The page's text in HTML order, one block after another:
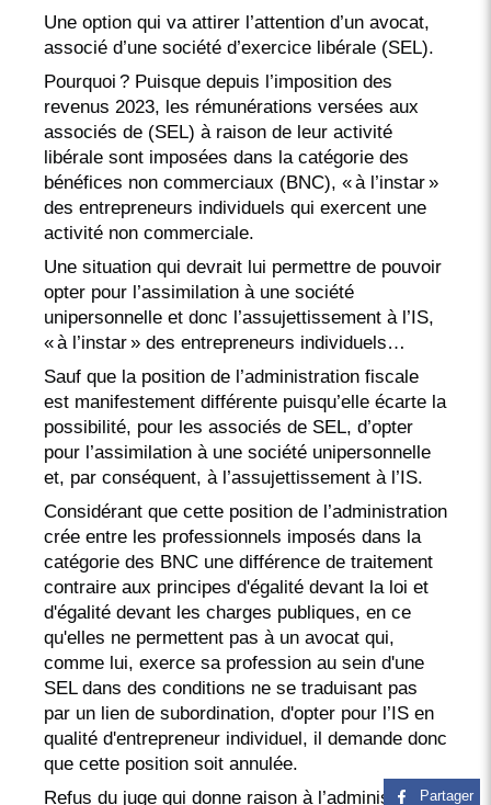
Une option qui va attirer l’attention d’un avocat,
associé d’une société d’exercice libérale (SEL).
Pourquoi ? Puisque depuis l’imposition des
revenus 2023, les rémunérations versées aux
associés de (SEL) à raison de leur activité
libérale sont imposées dans la catégorie des
bénéfices non commerciaux (BNC), « à l’instar »
des entrepreneurs individuels qui exercent une
activité non commerciale.
Une situation qui devrait lui permettre de pouvoir
opter pour l’assimilation à une société
unipersonnelle et donc l’assujettissement à l’IS,
« à l’instar » des entrepreneurs individuels…
Sauf que la position de l’administration fiscale
est manifestement différente puisqu’elle écarte la
possibilité, pour les associés de SEL, d’opter
pour l’assimilation à une société unipersonnelle
et, par conséquent, à l’assujettissement à l’IS.
Considérant que cette position de l’administration
crée entre les professionnels imposés dans la
catégorie des BNC une différence de traitement
contraire aux principes d'égalité devant la loi et
d'égalité devant les charges publiques, en ce
qu'elles ne permettent pas à un avocat qui,
comme lui, exerce sa profession au sein d'une
SEL dans des conditions ne se traduisant pas
par un lien de subordination, d'opter pour l’IS en
qualité d'entrepreneur individuel, il demande donc
que cette position soit annulée.
Refus du juge qui donne raison à l’administrationPartager